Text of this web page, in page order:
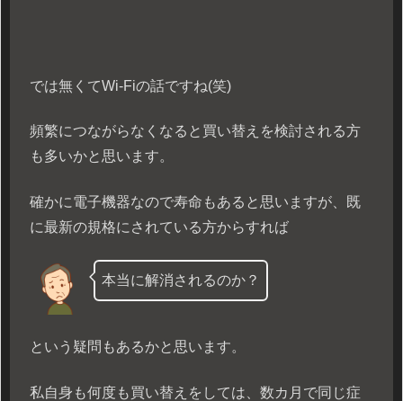
では無くてWi-Fiの話ですね(笑)
頻繁につながらなくなると買い替えを検討される方
も多いかと思います。
確かに電子機器なので寿命もあると思いますが、既
に最新の規格にされている方からすれば
本当に解消されるのか？
という疑問もあるかと思います。
私自身も何度も買い替えをしては、数カ月で同じ症